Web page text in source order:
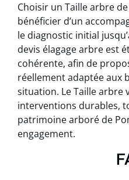
Choisir un Taille arbre
bénéficier d’un
le diagnostic initial
devis élagage arbre est
cohérente, afin de
réellement adaptée aux
situation. Le Taille arbre
interventions durables,
patrimoine arboré de
engagement.